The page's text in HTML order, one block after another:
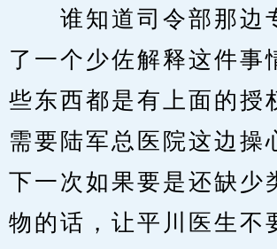
谁知道司令部那边
了一个少佐解释这件事
些东西都是有上面的授
需要陆军总医院这边操
下一次如果要是还缺少
物的话，让平川医生不